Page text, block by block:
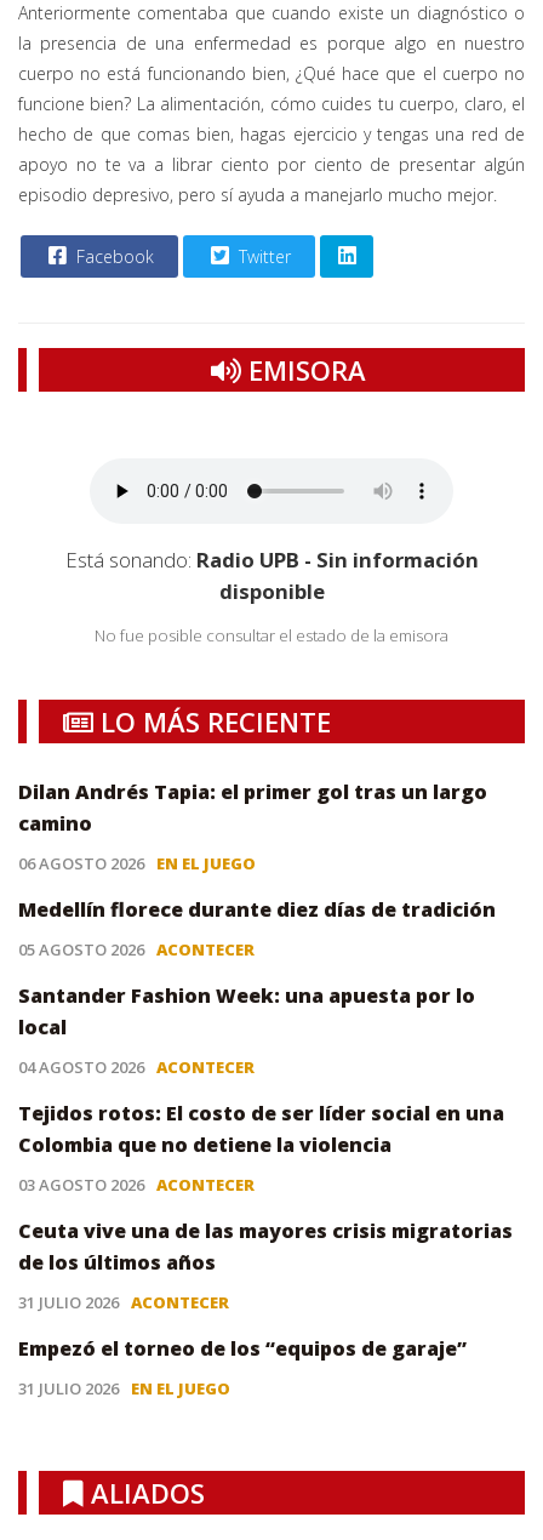
Anteriormente comentaba que cuando existe un diagnóstico o
la presencia de una enfermedad es porque algo en nuestro
cuerpo no está funcionando bien, ¿Qué hace que el cuerpo no
funcione bien? La alimentación, cómo cuides tu cuerpo, claro, el
hecho de que comas bien, hagas ejercicio y tengas una red de
apoyo no te va a librar ciento por ciento de presentar algún
episodio depresivo, pero sí ayuda a manejarlo mucho mejor.
Facebook Twitter
EMISORA
Está sonando: Radio UPB - Sin información
disponible
No fue posible consultar el estado de la emisora
LO MÁS RECIENTE
Dilan Andrés Tapia: el primer gol tras un largo
camino
06 AGOSTO 2026 EN EL JUEGO
Medellín florece durante diez días de tradición
05 AGOSTO 2026 ACONTECER
Santander Fashion Week: una apuesta por lo
local
04 AGOSTO 2026 ACONTECER
Tejidos rotos: El costo de ser líder social en una
Colombia que no detiene la violencia
03 AGOSTO 2026 ACONTECER
Ceuta vive una de las mayores crisis migratorias
de los últimos años
31 JULIO 2026 ACONTECER
Empezó el torneo de los “equipos de garaje”
31 JULIO 2026 EN EL JUEGO
ALIADOS